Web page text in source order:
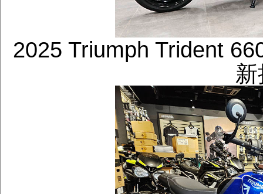
2025 Triumph Trident